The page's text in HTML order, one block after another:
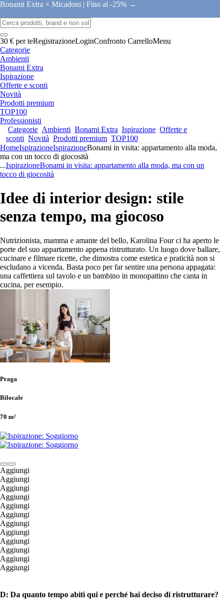
Bonami Extra × Micadoni | Fino al -25% →
30 € per teRegistrazioneLoginConfronto CarrelloMenu
Categorie
Ambienti
Bonami Extra
Ispirazione
Offerte e sconti
Novità
Prodotti premium
TOP100
Professionisti
Categorie Ambienti Bonami Extra Ispirazione Offerte e
sconti Novità Prodotti premium TOP100
HomeIspirazioneIspirazioneBonami in visita: appartamento alla moda,
ma con un tocco di giocosità
...IspirazioneBonami in visita: appartamento alla moda, ma con un
tocco di giocosità
Idee di interior design: stile
senza tempo, ma giocoso
Nutrizionista, mamma e amante del bello, Karolina Four ci ha aperto le
porte del suo appartamento appena ristrutturato. Un luogo dove ballare,
cucinare e filmare ricette, che dimostra come estetica e praticità non si
escludano a vicenda. Basta poco per far sentire una persona appagata:
una caffettiera sul tavolo e un bambino in monopattino che canta in
cucina, per esempio.
Praga
Bilocale
70 m²
Aggiungi
Aggiungi
Aggiungi
Aggiungi
Aggiungi
Aggiungi
Aggiungi
Aggiungi
Aggiungi
Aggiungi
Aggiungi
Aggiungi
D: Da quanto tempo abiti qui e perché hai deciso di ristrutturare?